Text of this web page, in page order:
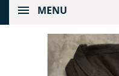
MENU